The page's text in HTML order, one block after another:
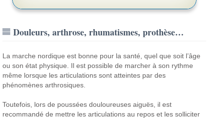
Douleurs, arthrose, rhumatismes, prothèse…
La marche nordique est bonne pour la santé, quel que soit l’âge
ou son état physique. Il est possible de marcher à son rythme
même lorsque les articulations sont atteintes par des
phénomènes arthrosiques.
Toutefois, lors de poussées douloureuses aiguës, il est
recommandé de mettre les articulations au repos et les solliciter